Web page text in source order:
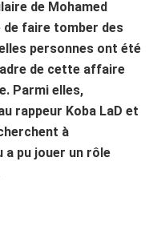
de Mohamed
faire tomber des
personnes ont été
de cette affaire
Parmi elles,
rappeur Koba LaD et
à
a pu jouer un rôle